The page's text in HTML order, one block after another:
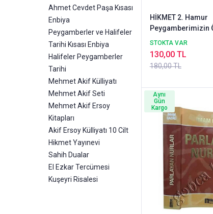
Ahmet Cevdet Paşa Kısası
Enbiya
Peygamberler ve Halifeler
Tarihi Kısası Enbiya
Halifeler Peygamberler
Tarihi
Mehmet Akif Külliyatı
Mehmet Akif Seti
Mehmet Akif Ersoy
Kitapları
Akif Ersoy Külliyatı 10 Cilt
Hikmet Yayınevi
Sahih Dualar
El Ezkar Tercümesi
Kuşeyri Risalesi
HİKMET 2. Hamur
Peygamberimizin
Dualar ve Zikirler
STOKTA VAR
180,00 TL
130,00 TL
Aynı
Gün
Kargo